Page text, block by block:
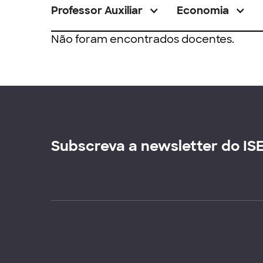
Professor Auxiliar Economia
Não foram encontrados docentes.
Subscreva a newsletter do